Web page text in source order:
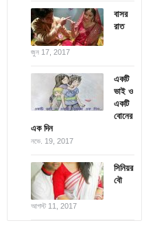
বাসর
রাত
জুন 17, 2017
একটি
ভাই ও
একটি
বোনের
এক দিন
নভে. 19, 2017
সিনিয়র
বৌ
আগস্ট 11, 2017